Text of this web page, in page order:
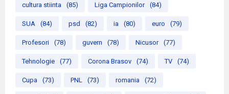
cultura stiinta (85) Liga Campionilor (84)
SUA (84) psd (82) ia (80) euro (79)
Profesori (78) guvern (78) Nicusor (77)
Tehnologie (77) Corona Brasov (74) TV (74)
Cupa (73) PNL (73) romania (72)